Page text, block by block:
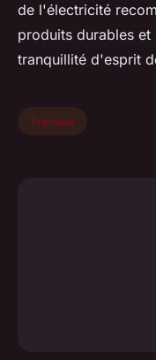
de l'électricité
produits durables et
tranquillité d'esprit
Travaux